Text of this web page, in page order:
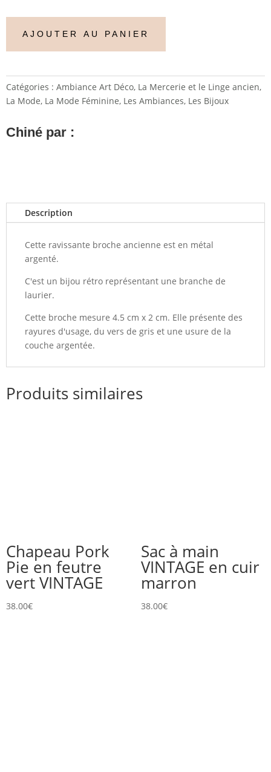
AJOUTER AU PANIER
Catégories : Ambiance Art Déco, La Mercerie et le Linge ancien,
La Mode, La Mode Féminine, Les Ambiances, Les Bijoux
Chiné par :
Description
Cette ravissante broche ancienne est en métal
argenté.
C'est un bijou rétro représentant une branche de
laurier.
Cette broche mesure 4.5 cm x 2 cm. Elle présente des
rayures d'usage, du vers de gris et une usure de la
couche argentée.
Produits similaires
Chapeau Pork
Pie en feutre
vert VINTAGE
38.00€
Sac à main
VINTAGE en cuir
marron
38.00€